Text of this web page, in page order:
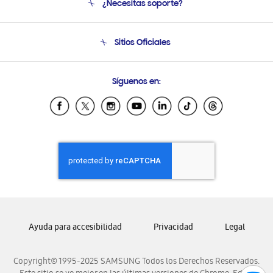
Soporte
¿Necesitas soporte?
Soporte vía eMail
Sitios Oficiales
Samsung Ecuador
Samsung El Salvador
Samsung Honduras
Samsung Nicaragua
Samsung Panamá
Samsung Venezuela
Síguenos en:
Copyright© 1995-2025 SAMSUNG Todos los Derechos Reservados.
Ayuda para accesibilidad Privacidad Legal